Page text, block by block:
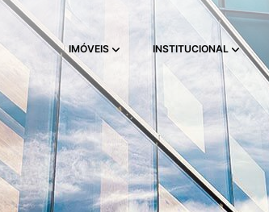
IMÓVEIS INSTITUCIONAL